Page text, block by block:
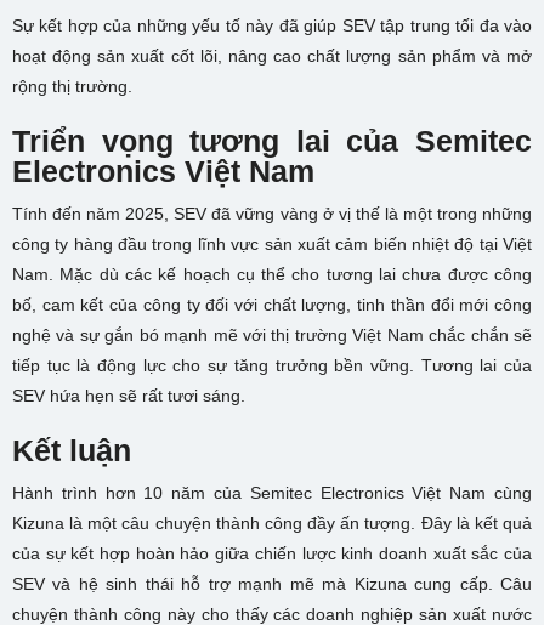
Sự kết hợp của những yếu tố này đã giúp SEV tập trung tối đa vào
hoạt động sản xuất cốt lõi, nâng cao chất lượng sản phẩm và mở
rộng thị trường.
Triển vọng tương lai của Semitec
Electronics Việt Nam
Tính đến năm 2025, SEV đã vững vàng ở vị thế là một trong những
công ty hàng đầu trong lĩnh vực sản xuất cảm biến nhiệt độ tại Việt
Nam. Mặc dù các kế hoạch cụ thể cho tương lai chưa được công
bố, cam kết của công ty đối với chất lượng, tinh thần đổi mới công
nghệ và sự gắn bó mạnh mẽ với thị trường Việt Nam chắc chắn sẽ
tiếp tục là động lực cho sự tăng trưởng bền vững. Tương lai của
SEV hứa hẹn sẽ rất tươi sáng.
Kết luận
Hành trình hơn 10 năm của Semitec Electronics Việt Nam cùng
Kizuna là một câu chuyện thành công đầy ấn tượng. Đây là kết quả
của sự kết hợp hoàn hảo giữa chiến lược kinh doanh xuất sắc của
SEV và hệ sinh thái hỗ trợ mạnh mẽ mà Kizuna cung cấp. Câu
chuyện thành công này cho thấy các doanh nghiệp sản xuất nước